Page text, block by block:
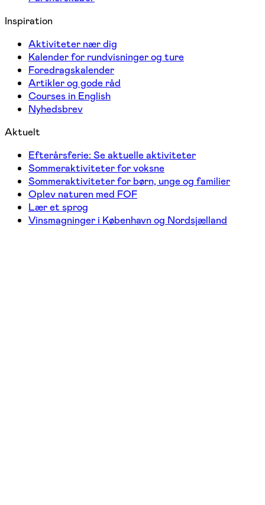
Inspiration
Aktiviteter nær dig
Kalender for rundvisninger og ture
Foredragskalender
Artikler og gode råd
Courses in English
Nyhedsbrev
Aktuelt
Efterårsferie: Se aktuelle aktiviteter
Sommeraktiviteter for voksne
Sommeraktiviteter for børn, unge og familier
Oplev naturen med FOF
Lær et sprog
Vinsmagninger i København og Nordsjælland